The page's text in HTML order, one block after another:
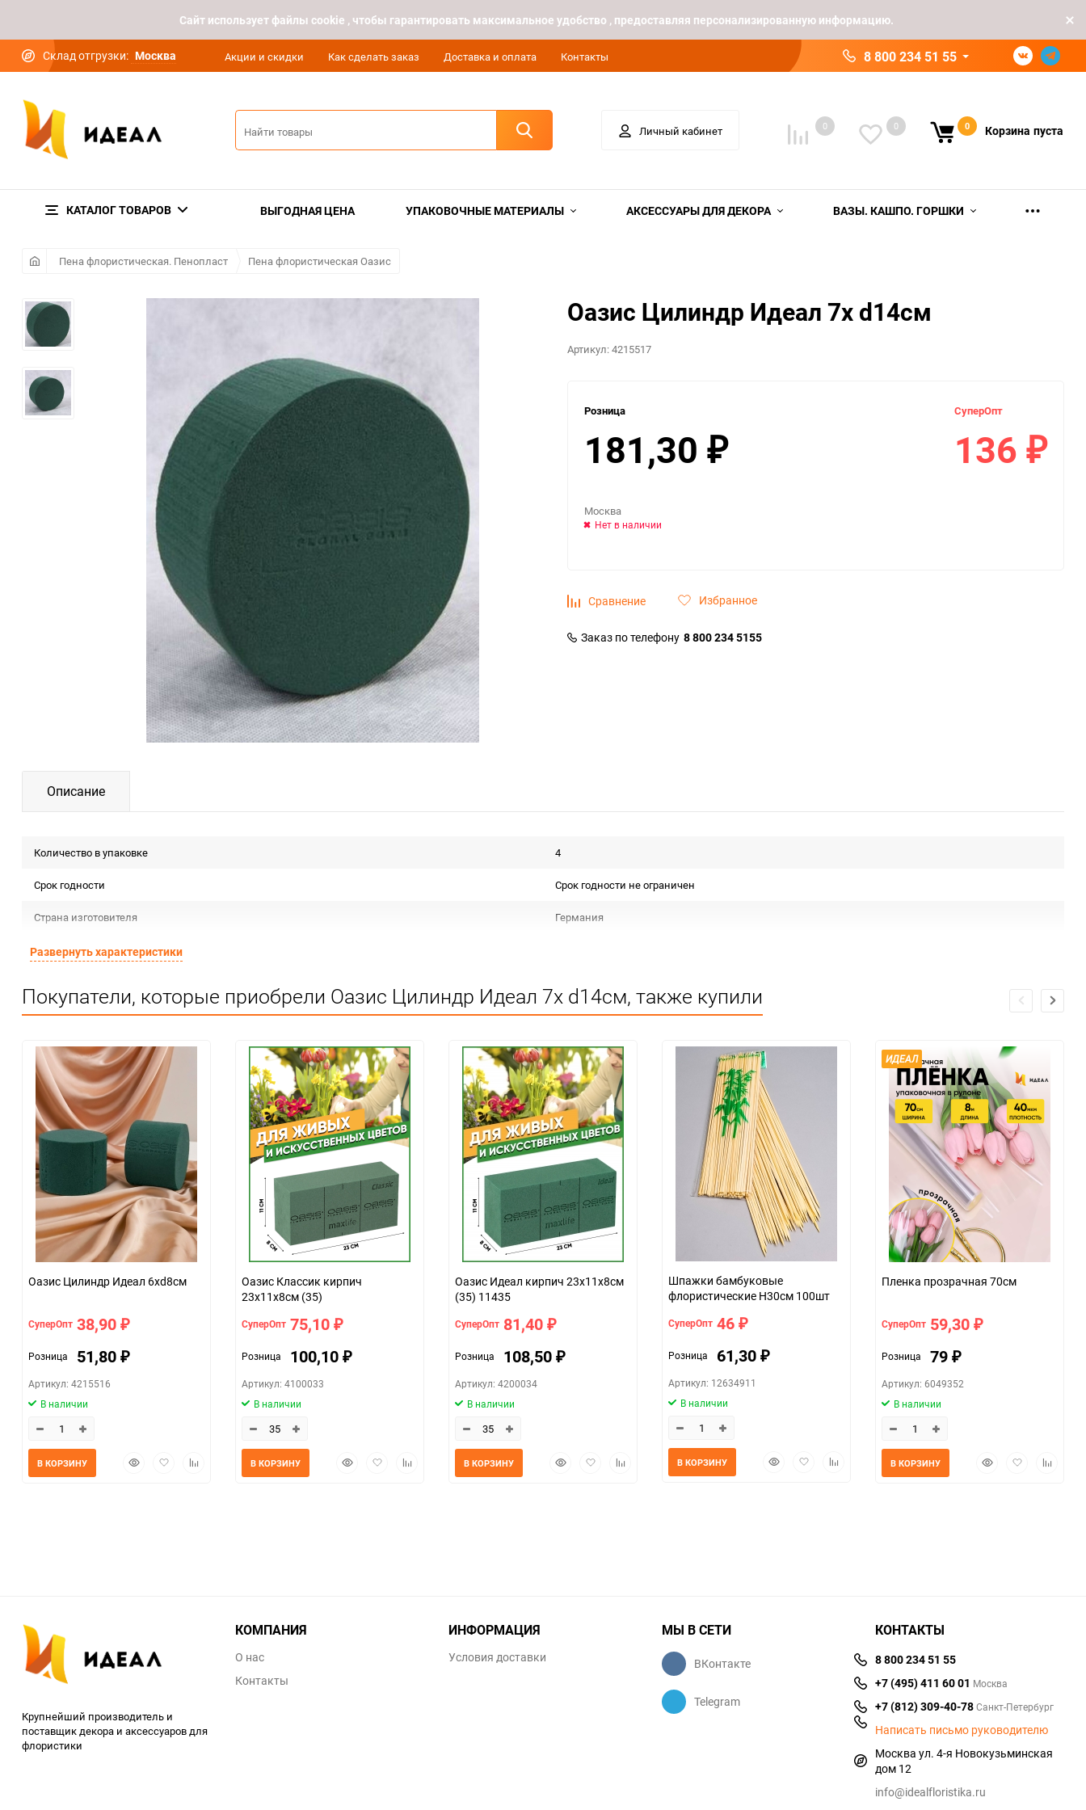
Cайт использует файлы cookie , чтобы гарантировать максимальное удобство , предоставляя персонализированную информацию.
Склад отгрузки: Москва Акции и скидки Как сделать заказ Доставка и оплата Контакты 8 800 234 51 55
Личный кабинет 0 0 0 Корзина пуста
КАТАЛОГ ТОВАРОВ ВЫГОДНАЯ ЦЕНА УПАКОВОЧНЫЕ МАТЕРИАЛЫ АКСЕССУАРЫ ДЛЯ ДЕКОРА ВАЗЫ. КАШПО. ГОРШКИ
Пена флористическая. Пенопласт Пена флористическая Оазис
Оазис Цилиндр Идеал 7x d14см
Артикул:4215517
Розница
181,30 ₽
СуперОпт
136 ₽
Москва
Нет в наличии
Сравнение Избранное
Заказ по телефону 8 800 234 5155
Описание
Количество в упаковке 4
Срок годности Срок годности не ограничен
Страна изготовителя Германия
Предназначение товара
Особые условия Особых условий не требует
Минимальное количество 4
Количество в коробке 24
Единица измерения шт.
Развернуть характеристики
Покупатели, которые приобрели Оазис Цилиндр Идеал 7x d14см, также купили
Оазис Цилиндр Идеал 6xd8см
СуперОпт 38,90 ₽
Розница 51,80 ₽
Артикул: 4215516
В наличии
БыстрыйДобавитьДобавить
В КОРЗИНУ
Оазис Классик кирпич
23х11х8см (35)
СуперОпт 75,10 ₽
Розница 100,10 ₽
Артикул: 4100033
В наличии
БыстрыйДобавитьДобавить
В КОРЗИНУ
Оазис Идеал кирпич 23х11х8см
(35) 11435
СуперОпт 81,40 ₽
Розница 108,50 ₽
Артикул: 4200034
В наличии
БыстрыйДобавитьДобавить
В КОРЗИНУ
Шпажки бамбуковые
флористические H30см 100шт
СуперОпт 46 ₽
Розница 61,30 ₽
Артикул: 12634911
В наличии
БыстрыйДобавитьДобавить
В КОРЗИНУ
ИДЕАЛ
Пленка прозрачная 70см
СуперОпт 59,30 ₽
Розница 79 ₽
Артикул: 6049352
В наличии
БыстрыйДобавить
В КОРЗИНУ
Крупнейший производитель и
поставщик декора и аксессуаров для
флористики
КОМПАНИЯ
О нас
Контакты
ИНФОРМАЦИЯ
Условия доставки
МЫ В СЕТИ
ВКонтакте
Telegram
КОНТАКТЫ
8 800 234 51 55
+7 (495) 411 60 01 Москва
+7 (812) 309-40-78Санкт-Петербург
Написать письмо руководителю
Москва ул. 4-я Новокузьминская
дом 12
info@idealfloristika.ru